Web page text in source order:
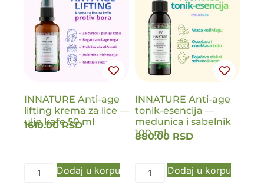
NOVO
INNATURE Anti-age
lifting krema za lice —
ulje kafe 50 ml
1610.00RSD
Dodaj u korpu
INNATURE Anti-age
tonik-esencija —
medunica i sabelnik
100 ml
880.00 RSD
Dodaj u korpu